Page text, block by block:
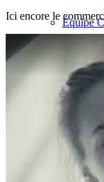
Équipe
Ici encore le